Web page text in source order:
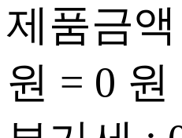
제품금
원 = 0 원